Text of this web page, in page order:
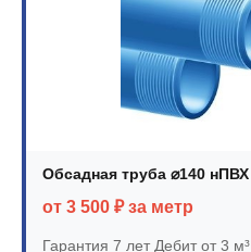
Обсадная труба ⌀140 нПВХ
от 3 500 ₽ за метр
Гарантия 7 летДебит от 3 м³